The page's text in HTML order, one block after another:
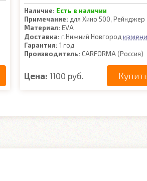
Наличие: Есть в наличии
Примечание: для Хино 500, Рейнджер
Материал: EVA
Доставка: г.Нижний Новгород
Гарантия: 1 год
Производитель: CARFORMA (Россия)
Цена: 1100 руб.